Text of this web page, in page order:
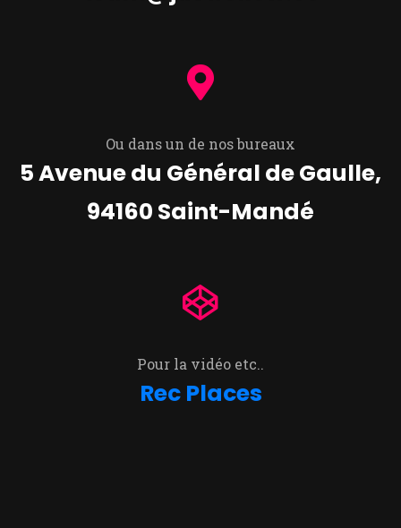
Ou dans un de nos bureaux
5 Avenue du Général de Gaulle,
94160 Saint-Mandé
Pour la vidéo etc..
Rec Places